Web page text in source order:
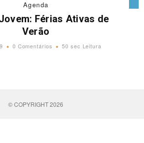
Agenda
Férias Ativas de
Verão
0 Comentários 50 sec Leitura
© COPYRIGHT 2026